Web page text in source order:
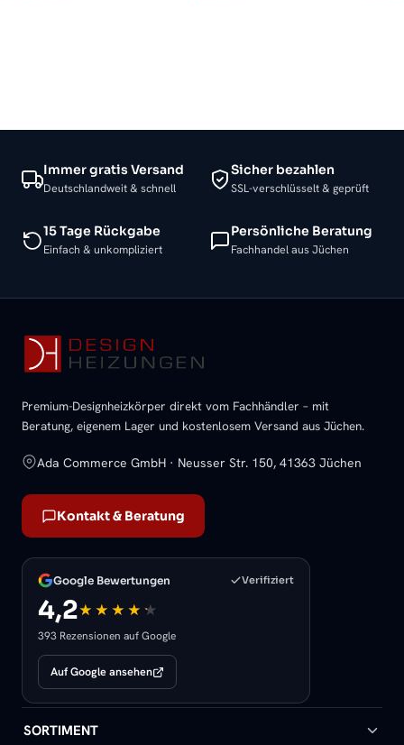
Immer gratis Versand
Deutschlandweit & schnell
Sicher bezahlen
SSL-verschlüsselt & geprüft
15 Tage Rückgabe
Einfach & unkompliziert
Persönliche Beratung
Fachhandel aus Jüchen
Premium-Designheizkörper direkt vom Fachhändler – mit
Beratung, eigenem Lager und kostenlosem Versand aus Jüchen.
Ada Commerce GmbH · Neusser Str. 150, 41363 Jüchen
Kontakt & Beratung
Google Bewertungen Verifiziert
4,2
393 Rezensionen auf Google
Auf Google ansehen
SORTIMENT